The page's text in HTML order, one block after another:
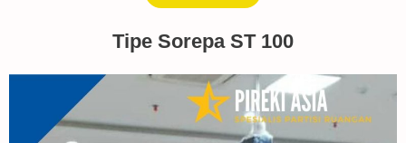
Tipe Sorepa ST 100